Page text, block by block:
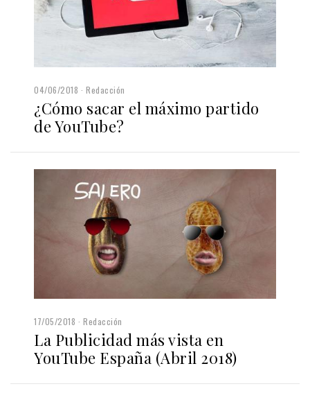
04/06/2018 Redacción
¿Cómo sacar el máximo partido
de YouTube?
17/05/2018 Redacción
La Publicidad más vista en
YouTube España (Abril 2018)